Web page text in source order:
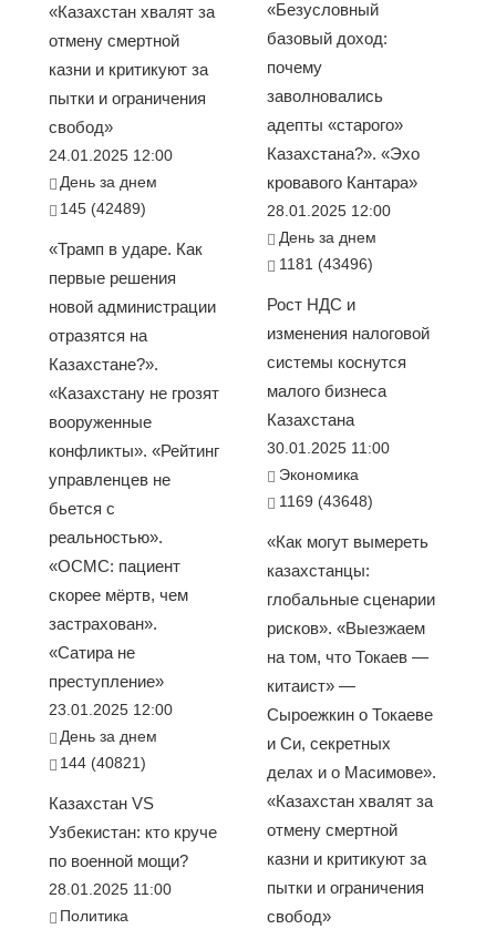
«Казахстан хвалят за
отмену смертной
казни и критикуют за
пытки и ограничения
свобод»
24.01.2025 12:00
День за днем
145 (42489)
«Трамп в ударе. Как
первые решения
новой администрации
отразятся на
Казахстане?».
«Казахстану не грозят
вооруженные
конфликты». «Рейтинг
управленцев не
бьется с
реальностью».
«ОСМС: пациент
скорее мёртв, чем
застрахован».
«Сатира не
преступление»
23.01.2025 12:00
День за днем
144 (40821)
Казахстан VS
Узбекистан: кто круче
по военной мощи?
28.01.2025 11:00
Политика
«Безусловный
базовый доход:
почему
заволновались
адепты «старого»
Казахстана?». «Эхо
кровавого Кантара»
28.01.2025 12:00
День за днем
1181 (43496)
Рост НДС и
изменения налоговой
системы коснутся
малого бизнеса
Казахстана
30.01.2025 11:00
Экономика
1169 (43648)
«Как могут вымереть
казахстанцы:
глобальные сценарии
рисков». «Выезжаем
на том, что Токаев —
китаист» —
Сыроежкин о Токаеве
и Си, секретных
делах и о Масимове».
«Казахстан хвалят за
отмену смертной
казни и критикуют за
пытки и ограничения
свобод»